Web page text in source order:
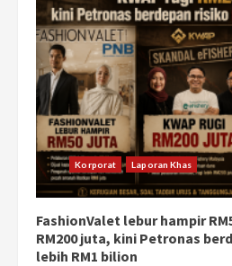
Korporat Laporan Khas
FashionValet lebur hampir
RM200 juta, kini Petronas
lebih RM1 bilion